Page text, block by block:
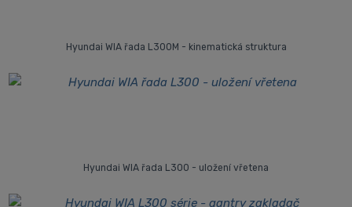
Hyundai WIA řada L300M - kinematická struktura
Hyundai WIA řada L300 - uložení vřetena